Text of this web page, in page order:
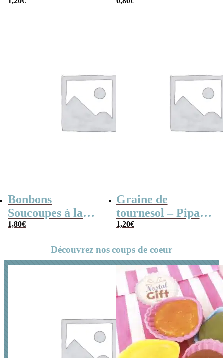
x2
Bonbons
Soucoupes à la
poudre (x20)
1,80€
Graine de
tournesol – Pipas
x 3
1,20€
Découvrez nos coups de coeur